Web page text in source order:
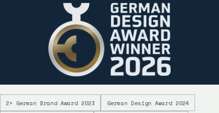
2× German Brand Award 2023
German Design Award 2024